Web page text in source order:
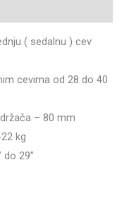
( sedalnu ) cev
cevima od 28 do 40
– 80 mm
kg
29”